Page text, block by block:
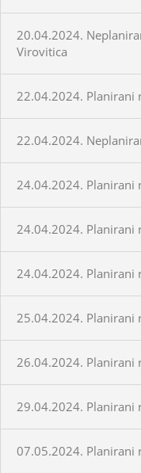
20.04.2024.
Virovitica
22.04.2024. Planirani
22.04.2024.
24.04.2024. Planirani
24.04.2024. Planirani
24.04.2024. Planirani
25.04.2024. Planirani
26.04.2024. Planirani
29.04.2024. Planirani
07.05.2024. Planirani